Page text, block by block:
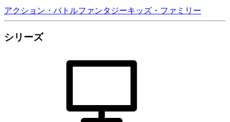
アクション・バトルファンタジーキッズ・ファミリー
シリーズ